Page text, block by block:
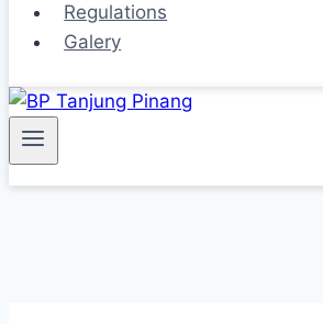
Regulations
Galery